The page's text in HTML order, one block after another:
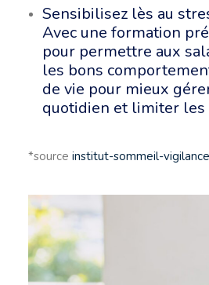
Sensibilisez lès au
Avec une formation
pour permettre aux
les bons
de vie pour mieux
quotidien et limiter les
*source institut-sommeil-